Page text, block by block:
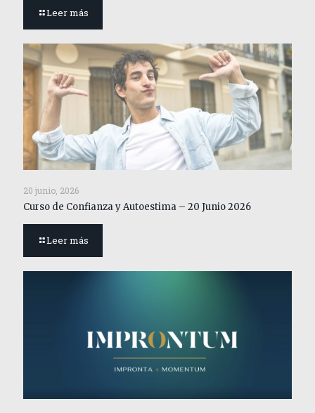
Leer más
20 junio, 2026
Curso de Confianza y Autoestima – 20 Junio 2026
Leer más